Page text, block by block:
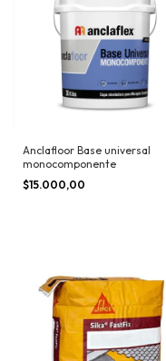
Anclafloor Base universal
monocomponente
$15.000,00